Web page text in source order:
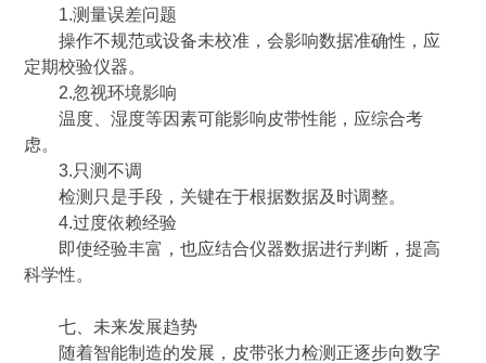
1.测量误差问题
操作不规范或设备未校准，会影响数据准确性，应
定期校验仪器。
2.忽视环境影响
温度、湿度等因素可能影响皮带性能，应综合考
虑。
3.只测不调
检测只是手段，关键在于根据数据及时调整。
4.过度依赖经验
即使经验丰富，也应结合仪器数据进行判断，提高
科学性。
七、未来发展趋势
随着智能制造的发展，皮带张力检测正逐步向数字